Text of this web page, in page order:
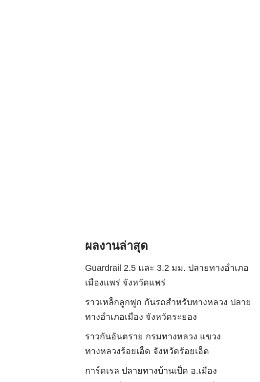
ผลงานล่าสุด
Guardrail 2.5 และ 3.2 มม. ปลายทางอำเภอ
เมืองแพร่ จังหวัดแพร่
ราวเหล็กลูกฟูก กันรถสําหรับทางหลวง ปลาย
ทางอำเภอเมือง จังหวัดระยอง
ราวกันอันตราย กรมทางหลวง แขวง
ทางหลวงร้อยเอ็ด จังหวัดร้อยเอ็ด
การ์ดเรล ปลายทางบ้านเป็ด อ.เมือง